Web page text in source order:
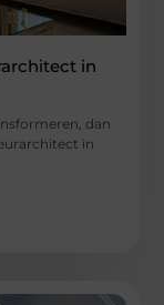
in
dan
in